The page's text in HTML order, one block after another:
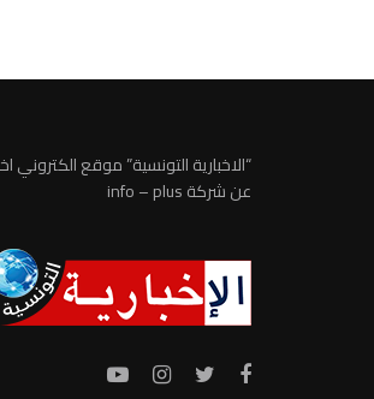
“الاخبارية التونسية” موقع
عن شركة info – plus